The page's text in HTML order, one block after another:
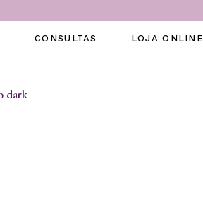
CONSULTAS LOJA ONLINE